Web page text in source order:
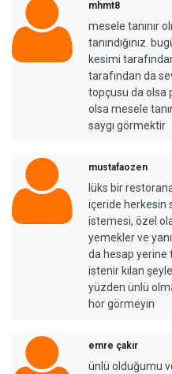
mhmt8
mesele tanınır
tanındığınız.
kesimi
tarafından da
topçusu da olsa
olsa mesele
saygı görmektir
mustafaozen
lüks bir
içeride
istemesi, özel
yemekler ve
da hesap yerine
istenir kılan
yüzden ünlü
hor görmeyin
emre çakır
ünlü olduğumu